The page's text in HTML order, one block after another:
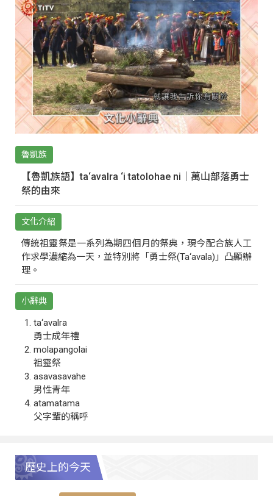
魯凱族
【魯凱族語】ta‘avalra ‘i tatolohae ni｜萬山部落勇士
祭的由來
文化介紹
傳統祖靈祭是一系列為期四個月的祭典，現今配合族人工
作求學濃縮為一天，並特別將「勇士祭(Ta‘avala)」凸顯辦
理。
小辭典
ta‘avalra
勇士成年禮
molapangolai
祖靈祭
asavasavahe
男性青年
atamatama
父字輩的稱呼
歷史上的今天